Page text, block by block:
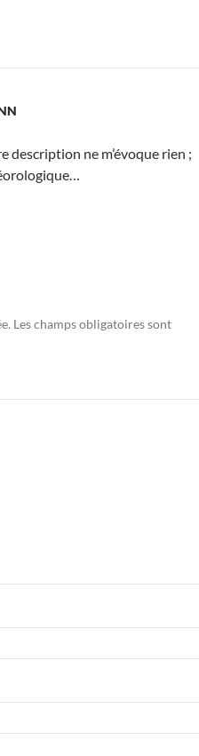
description ne m’évoque rien ;
Les champs obligatoires sont